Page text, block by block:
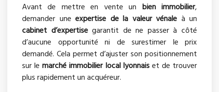
Avant de mettre en vente un bien immobilier,
demander une expertise de la valeur vénale à un
cabinet d’expertisegarantit de ne passer à côté
d’aucune opportunité ni de surestimer le prix
demandé. Cela permet d’ajuster son positionnement
sur lemarché immobilier local lyonnaiset de trouver
plus rapidement un acquéreur.